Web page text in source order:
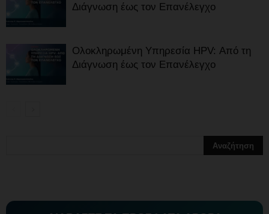
Διάγνωση έως τον Επανέλεγχο
Ολοκληρωμένη Υπηρεσία HPV: Από τη
Διάγνωση έως τον Επανέλεγχο